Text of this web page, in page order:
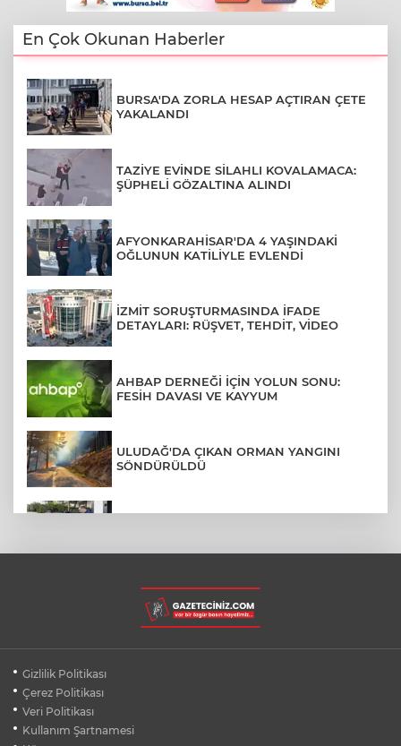
En Çok Okunan Haberler
BURSA'DA ZORLA HESAP AÇTIRAN ÇETE
YAKALANDI
TAZİYE EVİNDE SİLAHLI KOVALAMACA:
ŞÜPHELİ GÖZALTINA ALINDI
AFYONKARAHİSAR'DA 4 YAŞINDAKİ
OĞLUNUN KATİLİYLE EVLENDİ
İZMİT SORUŞTURMASINDA İFADE
DETAYLARI: RÜŞVET, TEHDİT, VİDEO
AHBAP DERNEĞİ İÇİN YOLUN SONU:
FESİH DAVASI VE KAYYUM
ULUDAĞ'DA ÇIKAN ORMAN YANGINI
SÖNDÜRÜLDÜ
ASLI HÜNEL'DEN BURSA'DA
UNUTULMAZ KONSER
VAN'DA İŞİTME ENGELLİ MÜŞTERİ,
Gizlilik Politikası
Çerez Politikası
Veri Politikası
Kullanım Şartnamesi